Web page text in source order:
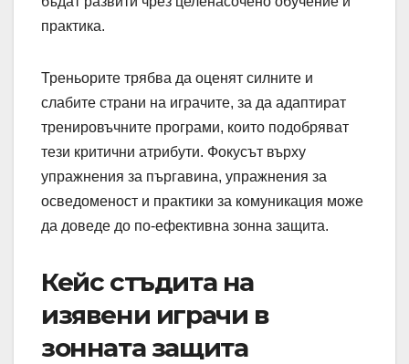
практика.
Треньорите трябва да оценят силните и
слабите страни на играчите, за да адаптират
тренировъчните програми, които подобряват
тези критични атрибути. Фокусът върху
упражнения за пъргавина, упражнения за
осведоменост и практики за комуникация може
да доведе до по-ефективна зонна защита.
Кейс стъдита на
изявени играчи в
зонната защита